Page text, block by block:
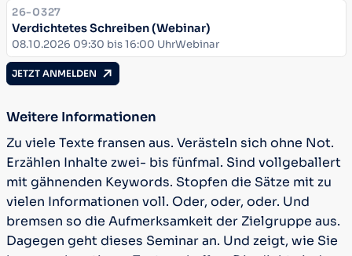
KURSNUMMER:
26-0327
Verdichtetes Schreiben (Webinar)
Datum:
08.10.2026 09:30 bis 16:00 UhrOrt:
Webinar
JETZT ANMELDEN
Weitere Informationen
Zu viele Texte fransen aus. Verästeln sich ohne Not.
Erzählen Inhalte zwei- bis fünfmal. Sind vollgeballert
mit gähnenden Keywords. Stopfen die Sätze mit zu
vielen Informationen voll. Oder, oder, oder. Und
bremsen so die Aufmerksamkeit der Zielgruppe aus.
Dagegen geht dieses Seminar an. Und zeigt, wie Sie